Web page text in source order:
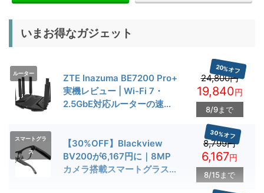
いまお得なガジェット
ルーター
ZTE Inazuma BE7200 Pro+
実機レビュー | Wi-Fi 7・
2.5GbE対応ルーターの速度
24,800円
20%オフ
19,840円
8/9まで
スマートグラ
ス
【30%OFF】Blackview
BV200が6,167円に｜8MP
カメラ搭載スマートグラス用
8,799円
30%オフ
6,167円
8/15まで